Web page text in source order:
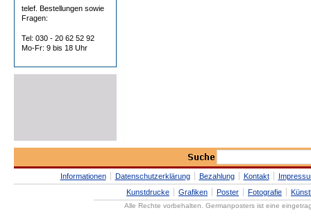
telef. Bestellungen sowie
Fragen:
Tel: 030 - 20 62 52 92
Mo-Fr: 9 bis 18 Uhr
Informationen Datenschutzerklärung Bezahlung Kontakt
Kunstdrucke
Grafiken Poster Fotografie
Alle Rechte vorbehalten. Germanposters ist eine